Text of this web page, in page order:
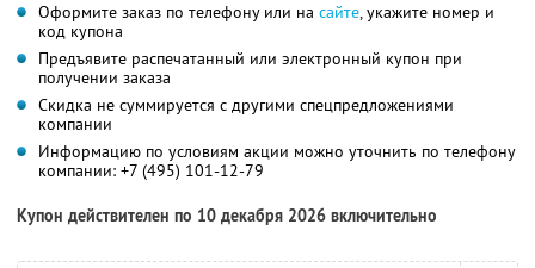
Оформите заказ по телефону или на сайте, укажите номер и
код купона
Предъявите распечатанный или электронный купон при
получении заказа
Скидка не суммируется с другими спецпредложениями
компании
Информацию по условиям акции можно уточнить по телефону
компании: +7 (495) 101-12-79
Купон действителен по 10 декабря 2026 включительно